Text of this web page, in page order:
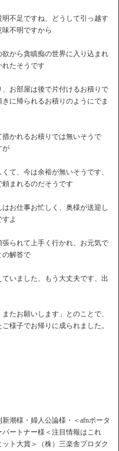
不足ですね、どうして引っ越す
不明ですから
欲から貪瞋痴の世界に入り込まれ
れたそうです
お部屋は後で片付けるお積りで
に帰られるお積りのようにでま
かれるお積りでは無いそうで
が
て、今は余裕が無いそうです、
まれるのだそうです
お仕事お忙しく、奥様が送迎し
よ
られて上手く行かれ、お元気で
の解答で
いました、もう大丈夫です、出
たお願いします」とのことで、
様子でお帰りに成られました。
潮様・婦人公論様・＜afnポータ
ートナー様＜注目情報はこれ
ト大賞＞（株）三楽舎プロダク